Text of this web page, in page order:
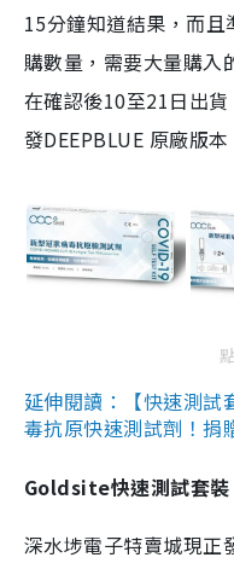
15分鐘知道結果，而
購數量，需要大量購入
在確認後10至21日出
發DEEPBLUE 原廠版本
延伸閱讀：【快速測試
毒抗原快速測試劑！捐
Goldsite快速測試套裝
深水埗電子特賣城現